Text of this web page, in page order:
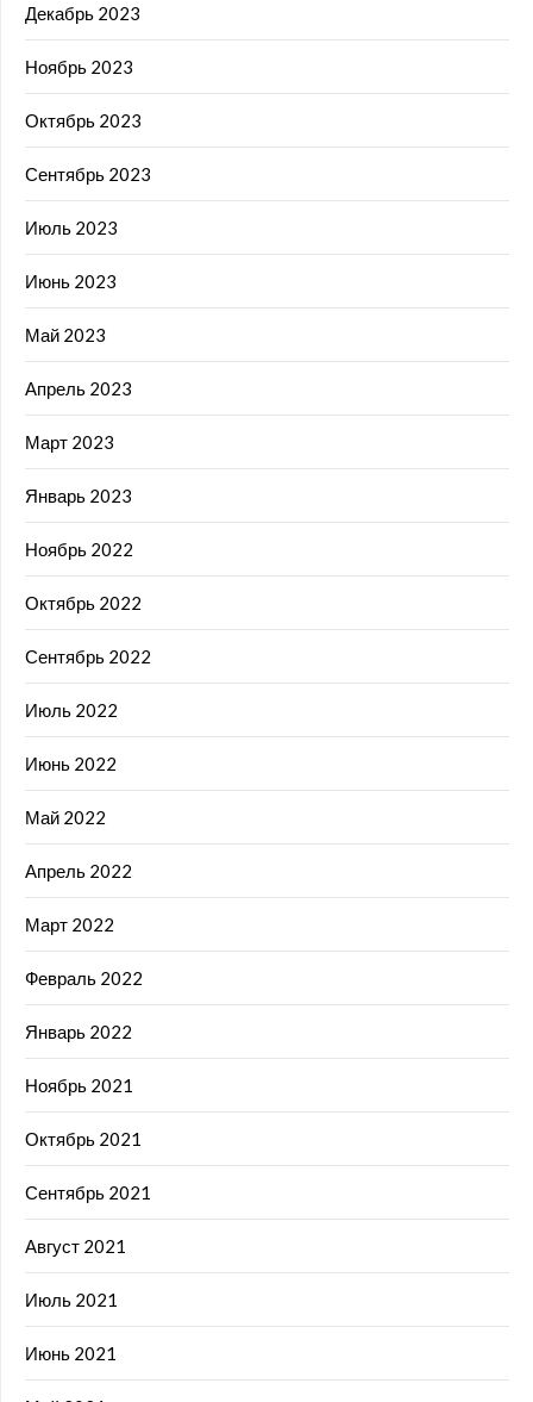
Декабрь 2023
Ноябрь 2023
Октябрь 2023
Сентябрь 2023
Июль 2023
Июнь 2023
Май 2023
Апрель 2023
Март 2023
Январь 2023
Ноябрь 2022
Октябрь 2022
Сентябрь 2022
Июль 2022
Июнь 2022
Май 2022
Апрель 2022
Март 2022
Февраль 2022
Январь 2022
Ноябрь 2021
Октябрь 2021
Сентябрь 2021
Август 2021
Июль 2021
Июнь 2021